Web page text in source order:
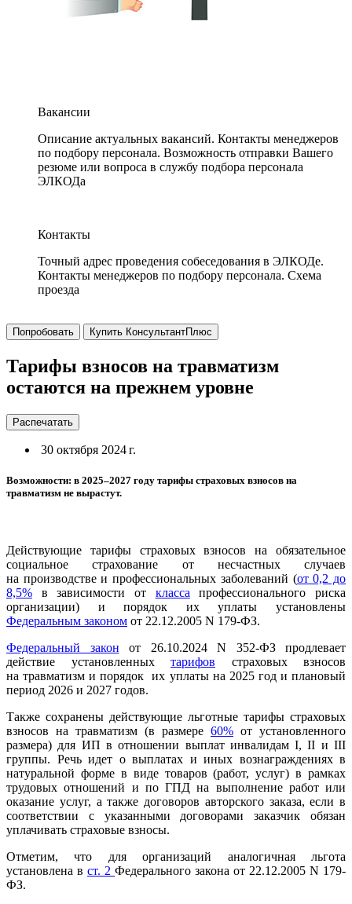
Вакансии
Описание актуальных вакансий. Контакты менеджеров
по подбору персонала. Возможность отправки Вашего
резюме или вопроса в службу подбора персонала
ЭЛКОДа
Контакты
Точный адрес проведения собеседования в ЭЛКОДе.
Контакты менеджеров по подбору персонала. Схема
проезда
Попробовать Купить КонсультантПлюс
Тарифы взносов на травматизм
остаются на прежнем уровне
Распечатать
30 октября 2024 г.
Возможности: в 2025–2027 году тарифы страховых взносов на
травматизм не вырастут.
Действующие тарифы страховых взносов на обязательное
социальное страхование от несчастных случаев
на производстве и профессиональных заболеваний (от 0,2 до
8,5% в зависимости от класса профессионального риска
организации) и порядок их уплаты установлены
Федеральным законом от 22.12.2005 N 179-ФЗ.
Федеральный закон от 26.10.2024 N 352-ФЗ продлевает
действие установленных тарифов страховых взносов
на травматизм и порядок их уплаты на 2025 год и плановый
период 2026 и 2027 годов.
Также сохранены действующие льготные тарифы страховых
взносов на травматизм (в размере 60% от установленного
размера) для ИП в отношении выплат инвалидам I, II и III
группы. Речь идет о выплатах и иных вознаграждениях в
натуральной форме в виде товаров (работ, услуг) в рамках
трудовых отношений и по ГПД на выполнение работ или
оказание услуг, а также договоров авторского заказа, если в
соответствии с указанными договорами заказчик обязан
уплачивать страховые взносы.
Отметим, что для организаций аналогичная льгота
установлена в ст. 2 Федерального закона от 22.12.2005 N 179-
ФЗ.